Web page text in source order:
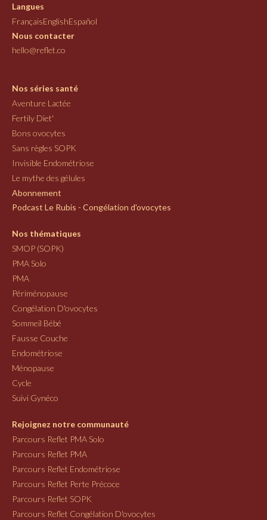
Langues
FrançaisEnglishEspañol
Nous contacter
hello@reflet.co
Nos séries santé
Aventure Lactée
Fertily Diet'
Bons ovocytes
Sans règles SOPK
Invisible Endométriose
Le mythe des gélules
Abonnement
Podcast Le Rubis - Congélation d'ovocytes
Nos thématiques
SMOP (SOPK)
PMA Solo
PMA
Périménopause
Congélation D'ovocytes
Sommeil Bébé
Fausse Couche
Endométriose
Ménopause
Cycle
Suivi Gynéco
Rejoignez notre communauté
Parcours Reflet PMA Solo
Parcours Reflet PMA
Parcours Reflet Endométriose
Parcours Reflet Perte Précoce
Parcours Reflet SOPK
Parcours Reflet Congélation D'ovocytes